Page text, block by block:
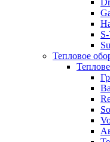
Тепловое